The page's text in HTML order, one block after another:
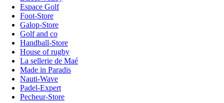
Espace Golf
Foot-Store
Galop-Store
Golf and co
Handball-Store
House of rugby
La sellerie de Maé
Made in Paradis
Nauti-Wave
Padel-Expert
Pecheur-Store